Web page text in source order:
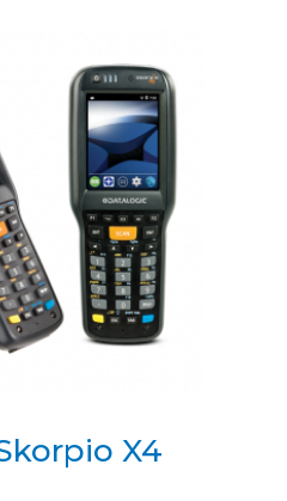
X4